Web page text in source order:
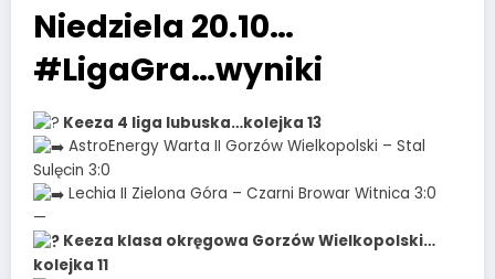
Niedziela 20.10…
#LigaGra…wyniki
Keeza 4 liga lubuska…kolejka 13
AstroEnergy Warta II Gorzów Wielkopolski – Stal
Sulęcin 3:0
Lechia II Zielona Góra – Czarni Browar Witnica 3:0
—
Keeza klasa okręgowa Gorzów Wielkopolski…
kolejka 11